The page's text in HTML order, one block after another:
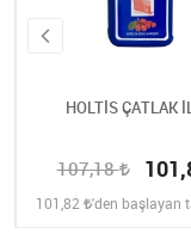
HOLTİS ÇATLAK
107,18
101,82 'den başlayan